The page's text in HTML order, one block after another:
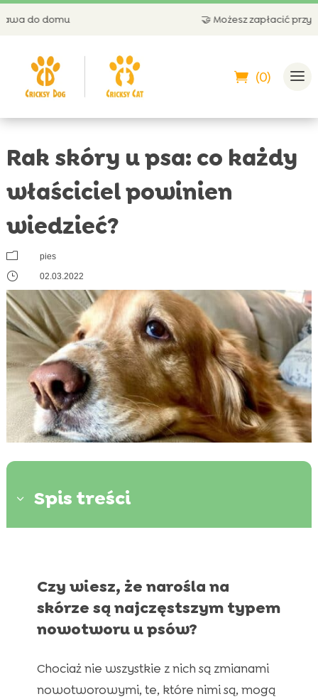
🤝 Możesz zapłacić przy odbiorze
(0)
Rak skóry u psa: co każdy
właściciel powinien
wiedzieć?
m pies
} 02.03.2022
3 Spis treści
kaloryczna?
Wiosenny okres wzmożonej aktywności u
psów – dlaczego nagle stają się bardziej
Czy wiesz, że narośla na
skórze są najczęstszym typem
nowotworu u psów?
Chociaż nie wszystkie z nich są zmianami
nowotworowymi, te, które nimi są, mogą